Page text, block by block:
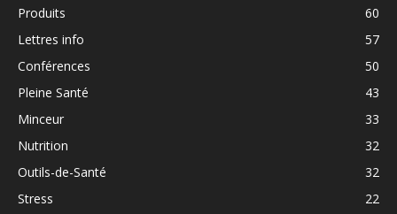
Produits
60
Lettres info
57
Conférences
50
Pleine Santé
43
Minceur
33
Nutrition
32
Outils-de-Santé
32
Stress
22